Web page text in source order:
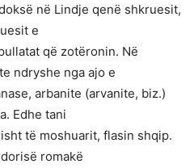
në Lindje qenë shkruesit,
e
që zotëronin. Në
ndryshe nga ajo e
arbanite (arvanite, biz.)
Edhe tani
të moshuarit, flasin shqip.
romakë